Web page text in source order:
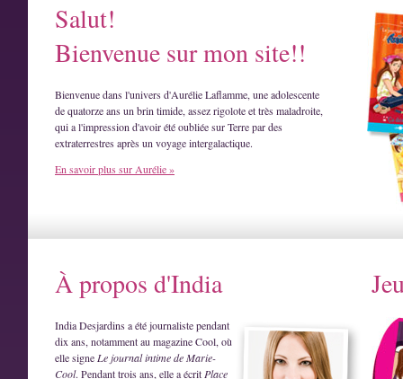
Salut!
Bienvenue sur mon site!!
Bienvenue dans l'univers d'Aurélie Laflamme, une adolescente
de quatorze ans un brin timide, assez rigolote et très maladroite,
qui a l'impression d'avoir été oubliée sur Terre par des
extraterrestres après un voyage intergalactique.
En savoir plus sur Aurélie »
À propos d'India
India Desjardins a été journaliste pendant
dix ans, notamment au magazine Cool, où
elle signe Le journal intime de Marie-
Cool. Pendant trois ans, elle a écrit Place